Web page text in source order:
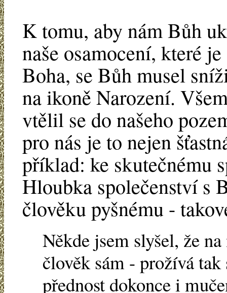
K tomu, aby nám Bůh
naše osamocení, které
Boha, se Bůh musel
na ikoně Narození.
vtělil se do našeho
pro nás je to nejen
příklad: ke skutečnému
Hloubka společenství s
člověku pyšnému -
Někde jsem slyšel, že
člověk sám - prožívá
přednost dokonce i